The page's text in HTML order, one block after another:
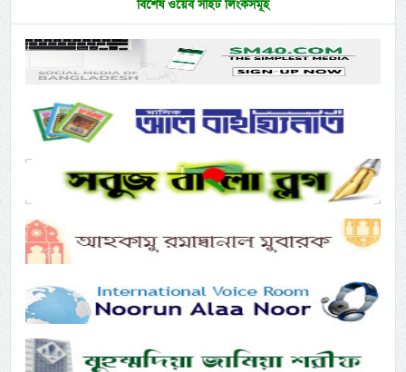
বিশেষ ওয়েব সাইট লিংকসমূহ